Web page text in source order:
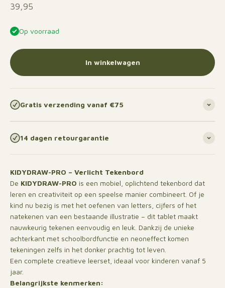
Aanbiedingsprijs
39,95
Op voorraad
In winkelwagen
Gratis verzending vanaf €75
14 dagen retourgarantie
KIDYDRAW-PRO – Verlicht Tekenbord
De KIDYDRAW-PRO is een mobiel, oplichtend tekenbord dat
leren en creativiteit op een speelse manier combineert. Of je
kind nu bezig is met het oefenen van letters, cijfers of het
natekenen van een bestaande illustratie – dit tablet maakt
nauwkeurig tekenen eenvoudig en leuk. Dankzij de unieke
achterkant met schoolbordfunctie en neoneffect komen
tekeningen zelfs in het donker prachtig tot leven.
Een complete creatieve leerset, ideaal voor kinderen vanaf 5
jaar.
Belangrijkste kenmerken: